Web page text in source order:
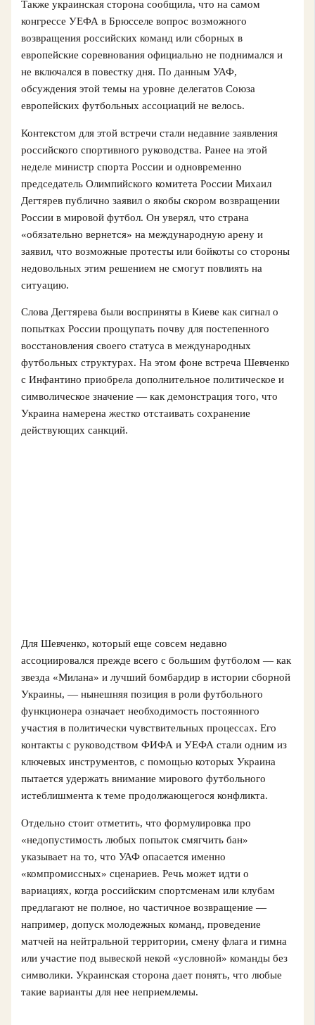
Также украинская сторона сообщила, что на самом
конгрессе УЕФА в Брюсселе вопрос возможного
возвращения российских команд или сборных в
европейские соревнования официально не поднимался и
не включался в повестку дня. По данным УАФ,
обсуждения этой темы на уровне делегатов Союза
европейских футбольных ассоциаций не велось.
Контекстом для этой встречи стали недавние заявления
российского спортивного руководства. Ранее на этой
неделе министр спорта России и одновременно
председатель Олимпийского комитета России Михаил
Дегтярев публично заявил о якобы скором возвращении
России в мировой футбол. Он уверял, что страна
«обязательно вернется» на международную арену и
заявил, что возможные протесты или бойкоты со стороны
недовольных этим решением не смогут повлиять на
ситуацию.
Слова Дегтярева были восприняты в Киеве как сигнал о
попытках России прощупать почву для постепенного
восстановления своего статуса в международных
футбольных структурах. На этом фоне встреча Шевченко
с Инфантино приобрела дополнительное политическое и
символическое значение — как демонстрация того, что
Украина намерена жестко отстаивать сохранение
действующих санкций.
Для Шевченко, который еще совсем недавно
ассоциировался прежде всего с большим футболом — как
звезда «Милана» и лучший бомбардир в истории сборной
Украины, — нынешняя позиция в роли футбольного
функционера означает необходимость постоянного
участия в политически чувствительных процессах. Его
контакты с руководством ФИФА и УЕФА стали одним из
ключевых инструментов, с помощью которых Украина
пытается удержать внимание мирового футбольного
истеблишмента к теме продолжающегося конфликта.
Отдельно стоит отметить, что формулировка про
«недопустимость любых попыток смягчить бан»
указывает на то, что УАФ опасается именно
«компромиссных» сценариев. Речь может идти о
вариациях, когда российским спортсменам или клубам
предлагают не полное, но частичное возвращение —
например, допуск молодежных команд, проведение
матчей на нейтральной территории, смену флага и гимна
или участие под вывеской некой «условной» команды без
символики. Украинская сторона дает понять, что любые
такие варианты для нее неприемлемы.